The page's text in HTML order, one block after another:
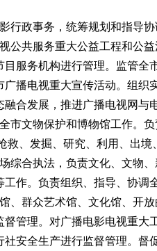
行政事务，统筹规划和指导
公共服务重大公益工程和公
目服务机构进行管理。监管
广播电视重大宣传活动。组
合发展，推进广播电视网与
市文物保护和博物馆工作。
救、发掘、研究、利用、出境
综合执法，负责文化、文物
作。负责组织、指导、协调
、群众艺术馆、文化馆、开
督管理。对广播电影电视重
安全生产进行监督管理。督